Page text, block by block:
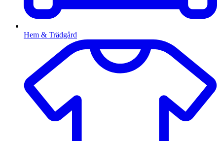
Hem & Trädgård